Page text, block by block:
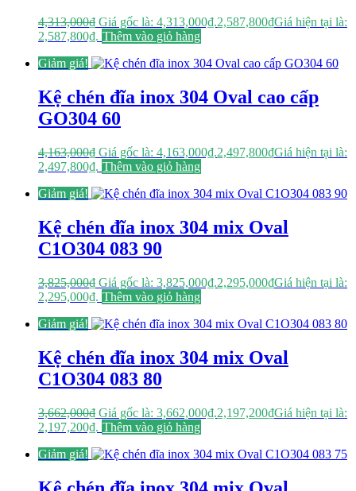
4,313,000₫ Giá gốc là: 4,313,000₫.2,587,800₫Giá hiện tại là:
2,587,800₫. Thêm vào giỏ hàng
Giảm giá!
Kệ chén đĩa inox 304 Oval cao cấp
GO304 60
4,163,000₫ Giá gốc là: 4,163,000₫.2,497,800₫Giá hiện tại là:
2,497,800₫. Thêm vào giỏ hàng
Giảm giá!
Kệ chén đĩa inox 304 mix Oval
C1O304 083 90
3,825,000₫ Giá gốc là: 3,825,000₫.2,295,000₫Giá hiện tại là:
2,295,000₫. Thêm vào giỏ hàng
Giảm giá!
Kệ chén đĩa inox 304 mix Oval
C1O304 083 80
3,662,000₫ Giá gốc là: 3,662,000₫.2,197,200₫Giá hiện tại là:
2,197,200₫. Thêm vào giỏ hàng
Giảm giá!